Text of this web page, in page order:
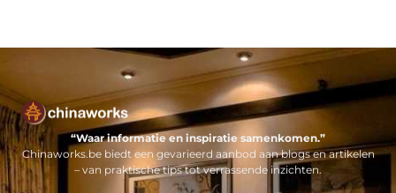
“Waar informatie en inspiratie samenkomen.”
Chinaworks.be biedt een gevarieerd aanbod aan blogs en artikelen
– van praktische tips tot verrassende inzichten.